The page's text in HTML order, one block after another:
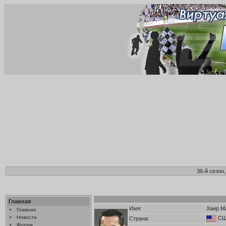
36-й
Главная
•
Главная
•
Новости
•
Форум
Имя:
Хаир
Страна: